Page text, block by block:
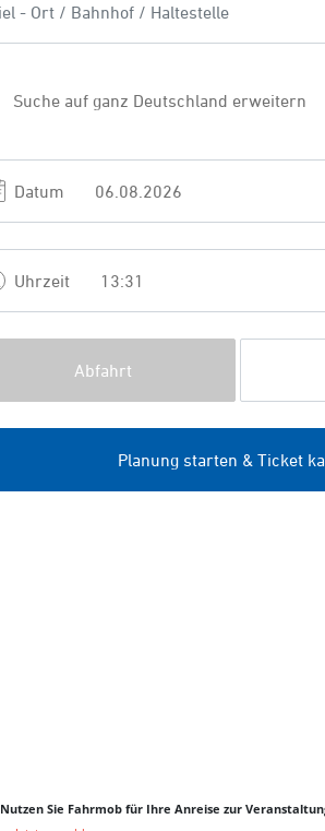
Nutzen Sie Fahrmob für Ihre Anreise zur